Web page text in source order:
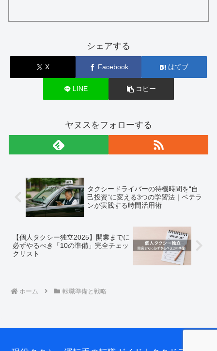
シェアする
X Facebook はてブ
LINE コピー
ヤヌスをフォローする
タクシードライバーの待機時間を“自
己投資”に変える3つの学習法｜ベテラ
ンが実践する時間活用術
【個人タクシー独立2025】開業までに
必ずやるべき「10の準備」完全チェッ
クリスト
ホーム 転職準備と戦略